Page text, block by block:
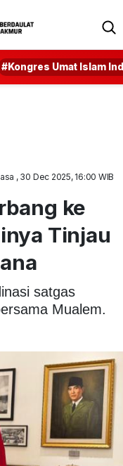
#Kongres Umat Islam
, 30 Dec 2025, 16:00 WIB
ke
Tinjau
satgas
Mualem.